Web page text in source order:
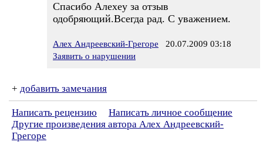
Спасибо Алехеу за отзыв
одобряющий.Всегда рад. С уважением.
Алех Андреевский-Грегоре 20.07.2009 03:18
Заявить о нарушении
+ добавить замечания
Написать рецензию
Написать личное сообщение
Другие произведения автора Алех Андреевский-
Грегоре